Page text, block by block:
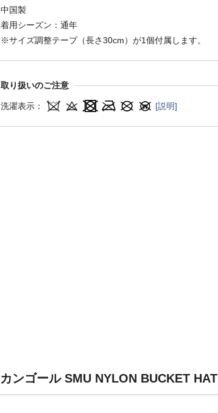
中国製
着用シーズン：通年
※サイズ調整テープ（長さ30cm）が1個付属します。
取り扱いのご注意
洗濯表示： [説明]
カンゴール SMU NYLON BUCKET